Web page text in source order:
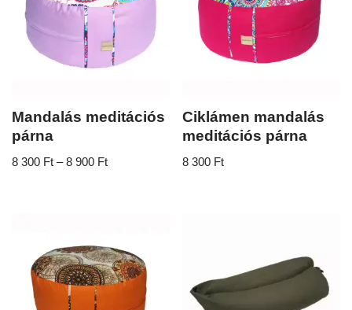
Mandalás meditációs
párna
8 300 Ft – 8 900 Ft
Ciklámen mandalás
meditációs párna
8 300 Ft